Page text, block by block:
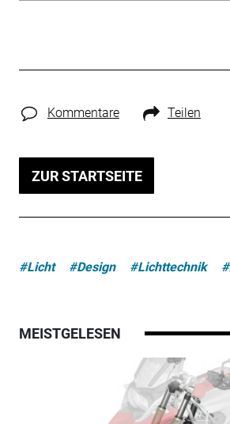
Kommentare Teilen
ZUR STARTSEITE
#Licht #Design #Lichttechnik
MEISTGELESEN